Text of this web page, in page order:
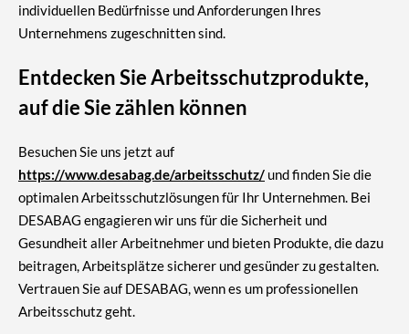
individuellen Bedürfnisse und Anforderungen Ihres
Unternehmens zugeschnitten sind.
Entdecken Sie Arbeitsschutzprodukte,
auf die Sie zählen können
Besuchen Sie uns jetzt auf
https://www.desabag.de/arbeitsschutz/ und finden Sie die
optimalen Arbeitsschutzlösungen für Ihr Unternehmen. Bei
DESABAG engagieren wir uns für die Sicherheit und
Gesundheit aller Arbeitnehmer und bieten Produkte, die dazu
beitragen, Arbeitsplätze sicherer und gesünder zu gestalten.
Vertrauen Sie auf DESABAG, wenn es um professionellen
Arbeitsschutz geht.